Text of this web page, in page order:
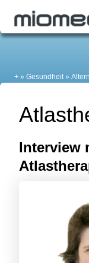
+ Gesundheit
Interview